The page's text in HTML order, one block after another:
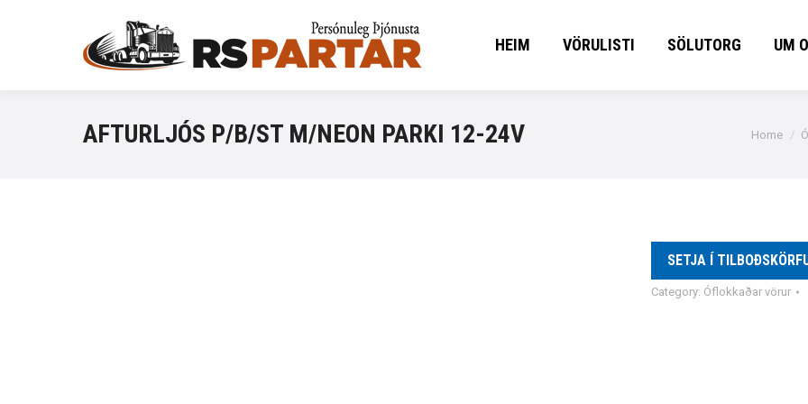
HEIM VÖRULISTI SÖLUTORG UM
AFTURLJÓS P/B/ST M/NEON PARKI 12-24V You are
Home
SETJA Í
Category: Óflokkaðar vörur